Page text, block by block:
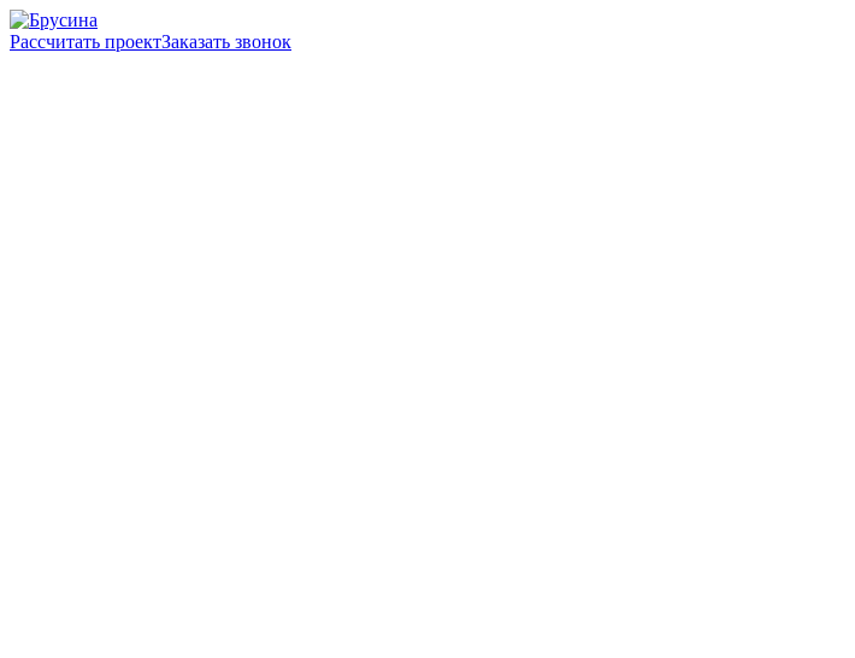
Рассчитать проектЗаказать звонок